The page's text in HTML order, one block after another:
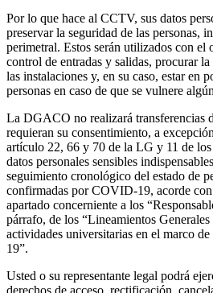
Por lo que hace al CCTV, sus datos
preservar la seguridad de las personas,
perimetral. Estos serán utilizados con el
control de entradas y salidas, procurar
las instalaciones y, en su caso, estar en
personas en caso de que se vulnere
La DGACO no realizará transferencias
requieran su consentimiento, a
artículo 22, 66 y 70 de la LG y 11 de
datos personales sensibles
seguimiento cronológico del estado de
confirmadas por COVID-19, acorde
apartado concerniente a los
párrafo, de los “Lineamientos Generales
actividades universitarias en el marco
19”.
Usted o su representante legal podrá